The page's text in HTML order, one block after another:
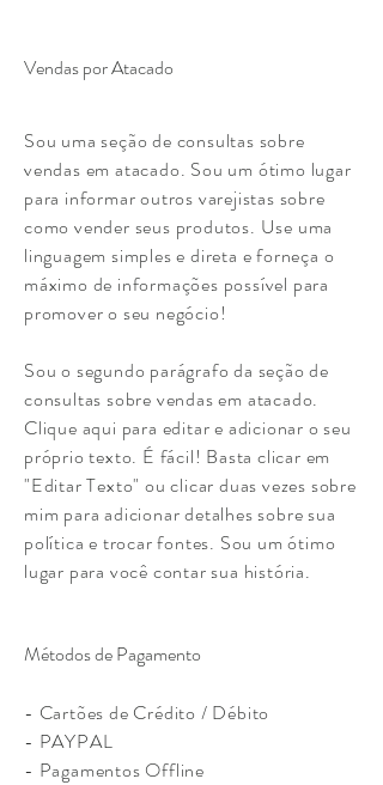
Vendas por Atacado
Sou uma seção de consultas sobre
vendas em atacado. Sou um ótimo lugar
para informar outros varejistas sobre
como vender seus produtos. Use uma
linguagem simples e direta e forneça o
máximo de informações possível para
promover o seu negócio!
Sou o segundo parágrafo da seção de
consultas sobre vendas em atacado.
Clique aqui para editar e adicionar o seu
próprio texto. É fácil! Basta clicar em
"Editar Texto" ou clicar duas vezes sobre
mim para adicionar detalhes sobre sua
política e trocar fontes. Sou um ótimo
lugar para você contar sua história.
Métodos de Pagamento
- Cartões de Crédito / Débito
- PAYPAL
- Pagamentos Offline